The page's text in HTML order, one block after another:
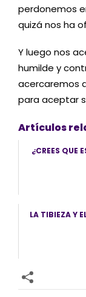
perdonemos
quizá nos ha
Y luego nos
humilde y
acercaremos
para aceptar
Artículos
¿CREES QUE
LA TIBIEZA Y